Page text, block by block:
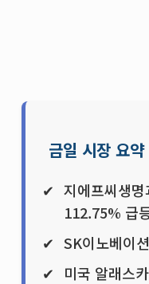
금일 시장 요약
지에프씨생
112.75% 급
SK이노베이
미국 알래스